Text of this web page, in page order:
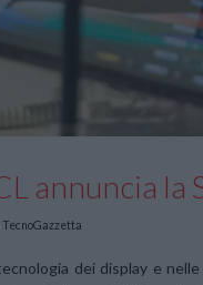
annuncia la
TecnoGazzetta
dei display e